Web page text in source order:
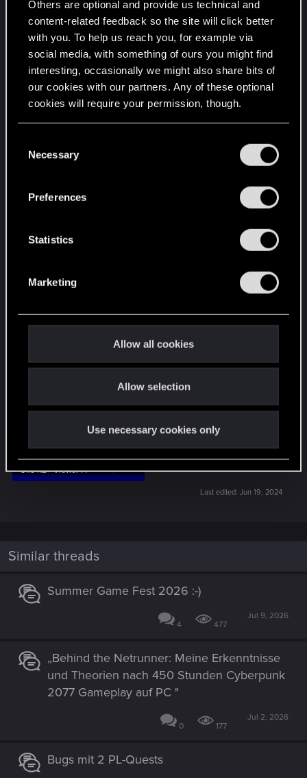
Others are optional and provide us technical and
content-related feedback so the site will click better
with you. To help us reach you, for example via
social media, with something of ours you might find
interesting, occasionally we might also share bits of
our cookies with our partners. Any of these optional
cookies will require your permission, though.
and tweak your preferences regarding them in the
Necessary
Preferences
Statistics
Marketing
Allow all cookies
Allow selection
Use necessary cookies only
EDIT vom 19.06.24
: Zwischenzeitlich konnte ich
auf eigene Faust, das Texturenproblem
einigermaßen lösen und zwei Lösungsansätze
herausfinden. Leider kann ich das Objekt nun
nicht richtig animieren. Ich habe es mit
Danglynotes versucht, aber das Objekt wird bei
Animation mit Danglynotes quasi zu rekalibrieren.
Attachments
Danglerprobl.JPG
Danglerprobl2.JPG
Danglerprobl3.JPG
51.5 KB · Views: 71
Last edited: Jun 19, 2024
Similar threads
Summer Game Fest 2026 :-)
4 477
Jul 9, 2026
„Behind the Netrunner: Meine Erkenntnisse
und Theorien nach 450 Stunden Cyberpunk
2077 Gameplay auf PC "
0 177
Jul 2, 2026
Bugs mit 2 PL-Quests